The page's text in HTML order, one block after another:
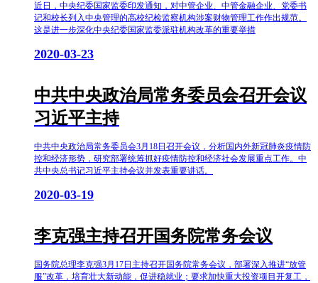
近日，中央纪委国家监委印发通知，对中管企业、中管金融企业、党委书
记和校长列入中央管理的高校纪检监察机构涉案财物管理工作作出规范。
这是进一步深化中央纪委国家监委派驻机构改革的重要举措
2020-03-23
中共中央政治局常务委员会召开会议
习近平主持
中共中央政治局常务委员会3月18日召开会议，分析国内外新冠肺炎疫情防
控和经济形势，研究部署统筹抓好疫情防控和经济社会发展重点工作。中
共中央总书记习近平主持会议并发表重要讲话。
2020-03-19
李克强主持召开国务院常务会议
国务院总理李克强3月17日主持召开国务院常务会议，部署深入推进“放管
服”改革，培育壮大新动能，促进稳就业；要求加快重大投资项目开复工，